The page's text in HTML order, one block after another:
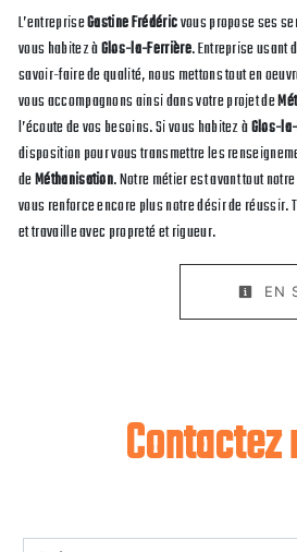
L’entrepriseGastine Frédéricvous propose ses
vous habitez àGlos-la-Ferrière. Entreprise usant
savoir-faire de qualité, nous mettons tout en
vous accompagnons ainsi dans votre projet de
l’écoute de vos besoins. Si vous habitez àGlos-
disposition pour vous transmettre les
deMéthanisation. Notre métier est avant tout
vous renforce encore plus notre désir de réussir.
et travaille avec propreté et rigueur.
EN
Contactez